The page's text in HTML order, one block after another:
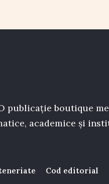
publicație boutique
academice și
Cod editorial